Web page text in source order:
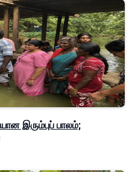
இரும்புப் பாலம்;